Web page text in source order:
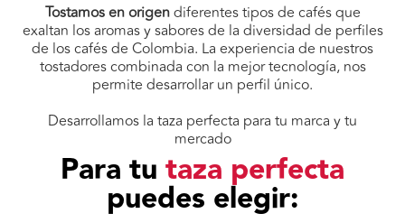
Tostamos en origendiferentes tipos de cafés que
exaltan los aromas y sabores de la diversidad de perfiles
de los cafés de Colombia. La experiencia de nuestros
tostadores combinada con la mejor tecnología, nos
permite desarrollar un perfil único.
Desarrollamos la taza perfecta para tu marca y tu
mercado
Para tutaza perfecta
puedes elegir: